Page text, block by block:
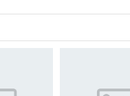
tốt nhất, cụ thể: